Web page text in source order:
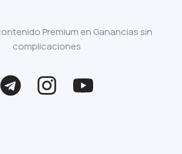
Premium en Ganancias sin
complicaciones